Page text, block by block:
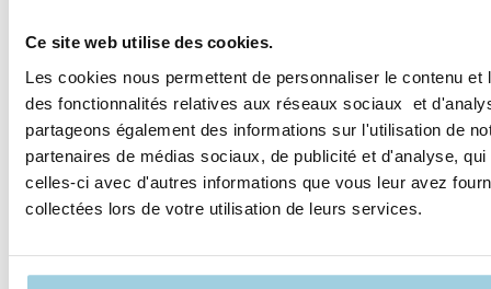
Ce site web utilise des cookies.
Les cookies nous permettent de personnaliser le contenu et
des fonctionnalités relatives aux réseaux sociaux et
partageons également des informations sur l'utilisation de
partenaires de médias sociaux, de publicité et d'analyse,
celles-ci avec d'autres informations que vous leur avez
collectées lors de votre utilisation de leurs services.
Spécifications
Partager Sauvegarder dans mon contenu